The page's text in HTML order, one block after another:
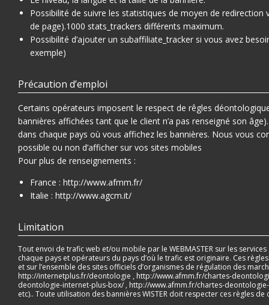
Possibilité de suivre les statistiques de moyen de redirection
de page).1000 stats_trackers différents maximum.
Possibilité d’ajouter un subaffiliate_tracker si vous avez
exemple)
Précaution d’emploi
Certains opérateurs imposent le respect de rêgles
bannières affichées tant que le client n’a pas renseigné son
dans chaque pays où vous affichez les bannières. Nous vous
possible ou non d’afficher sur vos sites mobiles
Pour plus de renseignements :
France : http://www.afmm.fr/
Italie : http://www.agcm.it/
Limitation
Tout envoi de trafic web et/ou mobile par le WEBMASTER sur les
chaque pays et opérateurs du pays d’où le trafic est originaire. Ces
et sur l’ensemble des sites officiels d’organismes de régulation des
http://internetplus.fr/deontologie , http://www.afmm.fr/chartes-
deontologie-internet-plus-box/, http://www.afmm.fr/chartes-
etc).. Toute utilisation des bannières WISTER doit respecter ces règles